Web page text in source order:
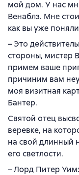
мой дом. У нас
Венаблз. Мне
как вы уже
– Это
стороны, мистер
примем ваше
причиним вам
моя визитная
Бантер.
Святой отец
веревке, на
на свой длинный
его светлости.
– Лорд Питер